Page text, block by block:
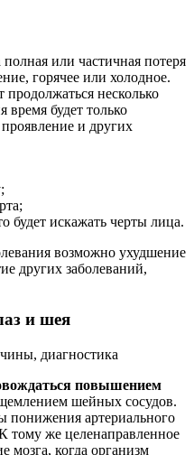
или частичная потеря
горячее или холодное.
продолжаться несколько
будет только
и других
будет искажать черты лица.
возможно ухудшение
других заболеваний,
и шея
повышением
шейных сосудов.
понижения артериального
тому же целенаправленное
мозга, когда организм